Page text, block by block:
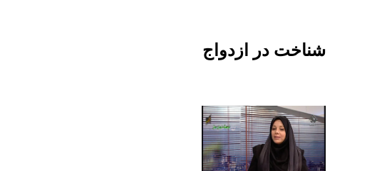
شناخت در ازدواج